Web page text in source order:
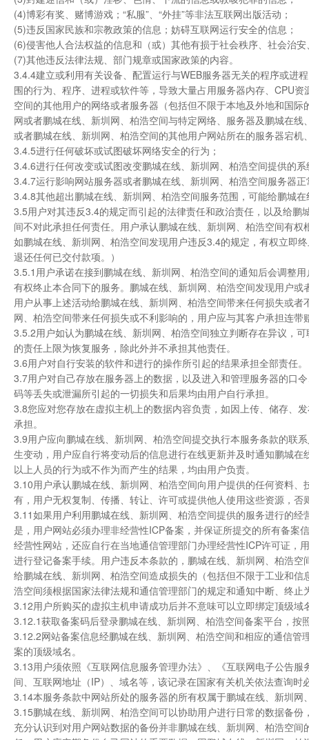
(4)博彩有奖、赌博游戏；“私服”、“外挂”等非法互联网出版活动；
(5)违反国家民族和宗教政策的信息；妨碍互联网运行安全的信息；
(6)侵害他人合法权益的信息和（或）其他有损于社会秩序、社会治
(7)其他违反法律法规、部门规章或国家政策的内容。
3.4.4建立或利用有关设备、配置运行与WEB服务器无关的程序或进
围的行为、程序、进程或软件等，导致大量占用服务器内存、CPU
空间的其他用户的网络或者服务器（包括但不限于本地及外地和国
网或者鹏城在线、新圳网、柏浩空间与特定网络、服务器及鹏城在
或者鹏城在线、新圳网、柏浩空间的其他用户网站所在的服务器宕机
3.4.5进行任何破坏或试图破坏网络安全的行为；
3.4.6进行任何改变或试图改变鹏城在线、新圳网、柏浩空间提供的
3.4.7运行影响网站服务器或者鹏城在线、新圳网、柏浩空间服务器
3.4.8其他超出鹏城在线、新圳网、柏浩空间服务范围，可能给鹏城
3.5用户对其违反3.4的规定而引起的法律责任和政治责任，以及给
间不对此承担任何责任。用户承认鹏城在线、新圳网、柏浩空间有
如鹏城在线、新圳网、柏浩空间发现用户违反3.4的规定，有权立即
退还任何已交付款项。）
3.5.1用户承诺在接到鹏城在线、新圳网、柏浩空间的通知后会调整
有权终止本合同下的服务。鹏城在线、新圳网、柏浩空间发现用户
用户从事上述活动给鹏城在线、新圳网、柏浩空间带来任何损失或
网、柏浩空间带来任何损失或不利影响的，用户应与其客户承担连带
3.5.2用户如认为鹏城在线、新圳网、柏浩空间独立判断存在异议，
的责任上限为恢复服务，除此外并不承担其他责任。
3.6用户对自行安装的软件和进行的操作所引起的结果承担全部责任。
3.7用户对自己存放在服务器上的数据，以及进入和管理服务器的口
码等丢失或泄漏所引起的一切损失和后果均由用户自行承担。
3.8您应对您存放在虚拟主机上的数据内容负责，如因上传、储存、
承担。
3.9用户应向鹏城在线、新圳网、柏浩空间提交执行本服务条款的联
生变动，用户应自行将变动后的信息进行在线更新并及时通知鹏城
以上人员的行为或不作为而产生的结果，均由用户负责。
3.10用户承认鹏城在线、新圳网、柏浩空间向用户提供的任何资料
有，用户无权复制、传播、转让、许可或提供他人使用这些资源，否
3.11如果用户利用鹏城在线、新圳网、柏浩空间提供的服务进行的
是，用户网站必须办理非经营性ICP备案，并保证所提交的所有备
经营性网站，还应自行在当地通信管理部门办理经营性ICP许可证
进行登记备案手续。用户违反本条款的，鹏城在线、新圳网、柏浩
给鹏城在线、新圳网、柏浩空间造成损失的（包括但不限于工业和
浩空间须根据国家法律法规和通信管理部门的规定和通知中断、终
3.12用户所购买的虚拟主机申请成功后并不意味可以立即绑定顶级域
3.12.1获取备案码后登录鹏城在线、新圳网、柏浩空间备案平台，
3.12.2网站备案信息经鹏城在线、新圳网、柏浩空间和相应的通信
案的顶级域名。
3.13用户须依照《互联网信息服务管理办法》、《互联网电子公告
间、互联网地址（IP）、域名等，该记录在国家有关机关依法查询
3.14本服务条款中网站所处的服务器的所有权属于鹏城在线、新圳网
3.15鹏城在线、新圳网、柏浩空间可以协助用户进行日常的数据备
充分认识到对用户网站数据的备份并非鹏城在线、新圳网、柏浩空